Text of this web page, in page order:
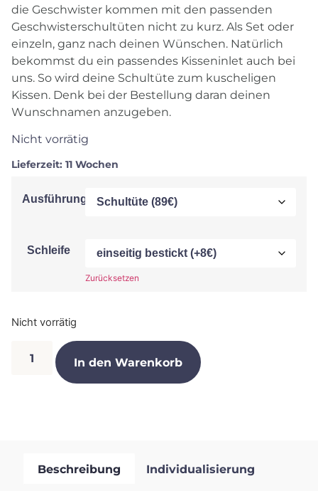
die Geschwister kommen mit den passenden
Geschwisterschultüten nicht zu kurz. Als Set oder
einzeln, ganz nach deinen Wünschen. Natürlich
bekommst du ein passendes Kisseninlet auch bei
uns. So wird deine Schultüte zum kuscheligen
Kissen. Denk bei der Bestellung daran deinen
Wunschnamen anzugeben.
Nicht vorrätig
Lieferzeit: 11 Wochen
Ausführung
Schleife
Zurücksetzen
Nicht vorrätig
In den Warenkorb
Beschreibung Individualisierung